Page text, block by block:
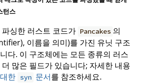
턴스
싱한 러스트 코드가 Pancakes 의
이름을 의미)를 가진 유닛 구조
다. 이 구조체에는 모든 종류의 러스
많은 필드가 있습니다; 자세한 내용
한 syn 문서를 참조하세요.